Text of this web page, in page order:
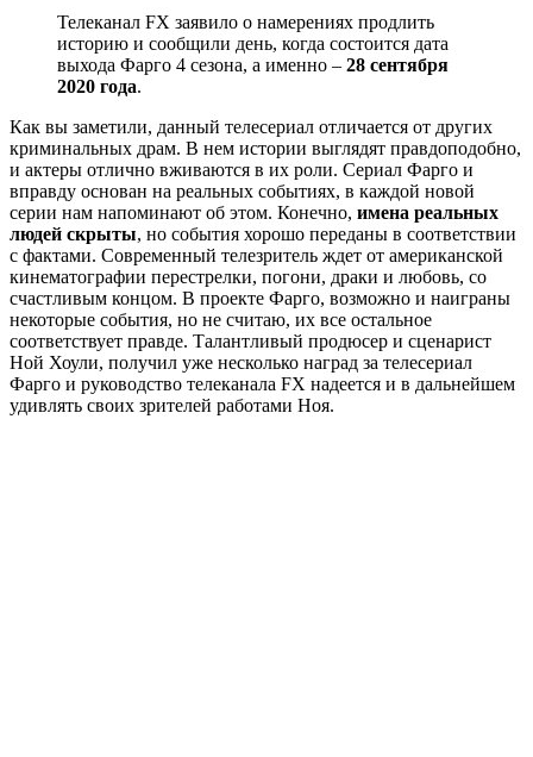
Телеканал FX заявило о намерениях продлить
историю и сообщили день, когда состоится дата
выхода Фарго 4 сезона, а именно – 28 сентября
2020 года.
Как вы заметили, данный телесериал отличается от других
криминальных драм. В нем истории выглядят правдоподобно,
и актеры отлично вживаются в их роли. Сериал Фарго и
вправду основан на реальных событиях, в каждой новой
серии нам напоминают об этом. Конечно, имена реальных
людей скрыты, но события хорошо переданы в соответствии
с фактами. Современный телезритель ждет от американской
кинематографии перестрелки, погони, драки и любовь, со
счастливым концом. В проекте Фарго, возможно и наиграны
некоторые события, но не считаю, их все остальное
соответствует правде. Талантливый продюсер и сценарист
Ной Хоули, получил уже несколько наград за телесериал
Фарго и руководство телеканала FX надеется и в дальнейшем
удивлять своих зрителей работами Ноя.